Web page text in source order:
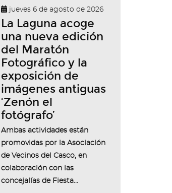
jueves 6 de agosto de 2026
La Laguna acoge
una nueva edición
del Maratón
Fotográfico y la
exposición de
imágenes antiguas
‘Zenón el
fotógrafo’
Ambas actividades están
promovidas por la Asociación
de Vecinos del Casco, en
colaboración con las
concejalías de Fiesta...